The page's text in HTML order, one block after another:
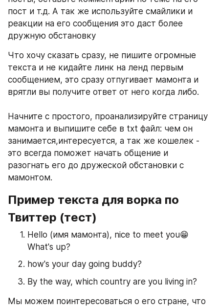
пост и т.д. А так же используйте смайлики и
реакции на его сообщения это даст более
дружную обстановку
Что хочу сказать сразу, не пишите огромные
текста и не кидайте линк на ленд первым
сообщением, это сразу отпугивает мамонта и
врятли вы получите ответ от него когда либо.
Начните с простого, проанализируйте страницу
мамонта и выпишите себе в txt файл: чем он
занимается,интересуется, а так же кошелек -
это всегда поможет начать общение и
разогнать его до дружеской обстановки с
мамонтом.
Пример текста для ворка по
Твиттер (тест)
Hello (имя мамонта), nice to meet you😁
What's up?
how's your day going buddy?
By the way, which country are you living in?
Мы можем поинтересоваться о его стране, что